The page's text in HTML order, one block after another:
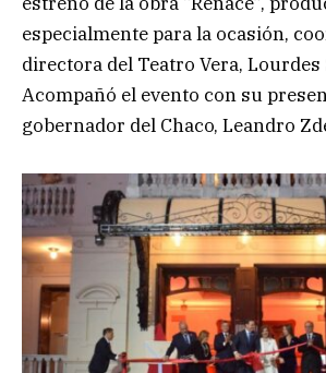
especialmente para la ocasión,
directora del Teatro Vera, Lourdes
Acompañó el evento con su
gobernador del Chaco, Leandro